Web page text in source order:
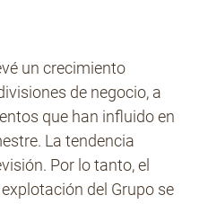
un crecimiento
de negocio, a
que han influido en
La tendencia
Por lo tanto, el
del Grupo se